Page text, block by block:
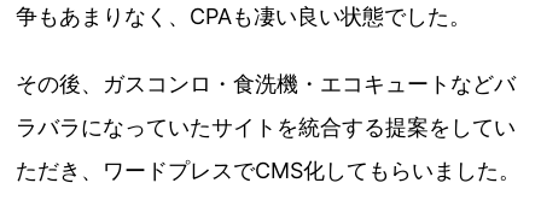
争もあまりなく、CPAも凄い良い状態でした。
その後、ガスコンロ・食洗機・エコキュートなどバ
ラバラになっていたサイトを統合する提案をしてい
ただき、ワードプレスでCMS化してもらいました。